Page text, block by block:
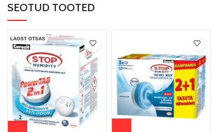
SEOTUD TOOTED
LAOST OTSAS